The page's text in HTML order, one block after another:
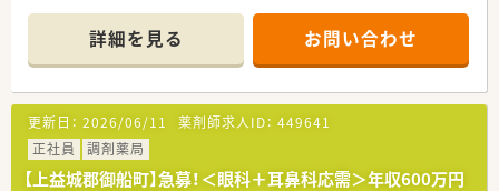
■転勤なしの条件が約束されているため、地域に腰を据えて長く
安心して働き続けたい方に最適な環境となっています。
■主な応需科目は泌尿器科と外科であり、処方箋枚数は1日あた
り30枚程度と、一人ひとりの患者様に丁寧に対応できる枚数で
す。
■薬剤師は正社員1名体制ですが、事務スタッフが複数名在籍し
ており、業務を円滑に進められる協力体制が整っています。
【募集背景と求める人物像について】
■事業拡大と体制強化に伴う急募案件であり、意欲的に業務へ取
詳細を見る お問い合わせ
更新日： 2026/06/11 薬剤師求人ID： 449641
正社員
調剤薬局
【上益城郡御船町】急募！＜眼科＋耳鼻科応需＞年収600万円